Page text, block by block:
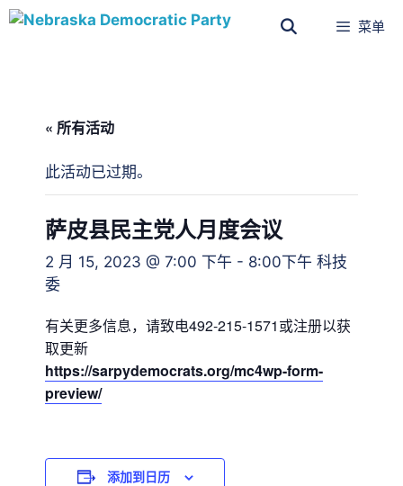
菜单
« 所有活动
此活动已过期。
萨皮县民主党人月度会议
2 月 15, 2023 @ 7:00 下午 - 8:00下午 科技
委
有关更多信息，请致电492-215-1571或注册以获
取更新
https://sarpydemocrats.org/mc4wp-form-
preview/
添加到日历